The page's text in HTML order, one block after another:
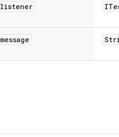
listener
message